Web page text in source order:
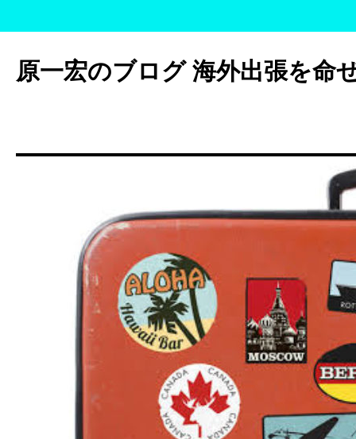
テ
ン
ッ
原一宏のブログ 海外出張を命